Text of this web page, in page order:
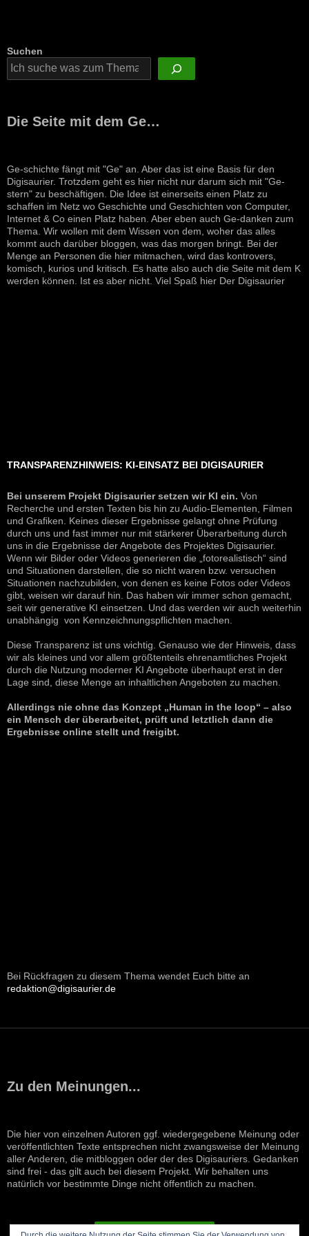
Suchen
Die Seite mit dem Ge…
Ge-schichte fängt mit "Ge" an. Aber das ist eine Basis für den
Digisaurier. Trotzdem geht es hier nicht nur darum sich mit "Ge-
stern" zu beschäftigen. Die Idee ist einerseits einen Platz zu
schaffen im Netz wo Geschichte und Geschichten von Computer,
Internet & Co einen Platz haben. Aber eben auch Ge-danken zum
Thema. Wir wollen mit dem Wissen von dem, woher das alles
kommt auch darüber bloggen, was das morgen bringt. Bei der
Menge an Personen die hier mitmachen, wird das kontrovers,
komisch, kurios und kritisch. Es hatte also auch die Seite mit dem K
werden können. Ist es aber nicht. Viel Spaß hier Der Digisaurier
TRANSPARENZHINWEIS: KI-EINSATZ BEI DIGISAURIER
Bei unserem Projekt Digisaurier setzen wir KI ein. Von
Recherche und ersten Texten bis hin zu Audio-Elementen, Filmen
und Grafiken. Keines dieser Ergebnisse gelangt ohne Prüfung
durch uns und fast immer nur mit stärkerer Überarbeitung durch
uns in die Ergebnisse der Angebote des Projektes Digisaurier.
Wenn wir Bilder oder Videos generieren die „fotorealistisch“ sind
und Situationen darstellen, die so nicht waren bzw. versuchen
Situationen nachzubilden, von denen es keine Fotos oder Videos
gibt, weisen wir darauf hin. Das haben wir immer schon gemacht,
seit wir generative KI einsetzen. Und das werden wir auch weiterhin
unabhängig von Kennzeichnungspflichten machen.
Diese Transparenz ist uns wichtig. Genauso wie der Hinweis, dass
wir als kleines und vor allem größtenteils ehrenamtliches Projekt
durch die Nutzung moderner KI Angebote überhaupt erst in der
Lage sind, diese Menge an inhaltlichen Angeboten zu machen.
Allerdings nie ohne das Konzept „Human in the loop“ – also
ein Mensch der überarbeitet, prüft und letztlich dann die
Ergebnisse online stellt und freigibt.
Bei Rückfragen zu diesem Thema wendet Euch bitte an
redaktion@digisaurier.de
Zu den Meinungen...
Die hier von einzelnen Autoren ggf. wiedergegebene Meinung oder
veröffentlichten Texte entsprechen nicht zwangsweise der Meinung
aller Anderen, die mitbloggen oder der des Digisauriers. Gedanken
sind frei - das gilt auch bei diesem Projekt. Wir behalten uns
natürlich vor bestimmte Dinge nicht öffentlich zu machen.
VERTRAG WIDERRUFEN